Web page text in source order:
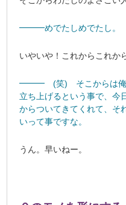
━━━めでたしめでたし。
いやいや！これからこれか
━━━ (笑) そこからは俺が
立ち上げるという事で、今
からついてきてくれて、そ
いって事ですな。
うん。早いねー。